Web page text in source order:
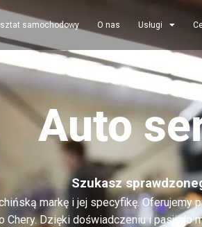
samochodowy O nas Usługi
Auto
Szukasz
markę i jej specyfikę.
Chery. Dzięki doświadczeniu i pasji do